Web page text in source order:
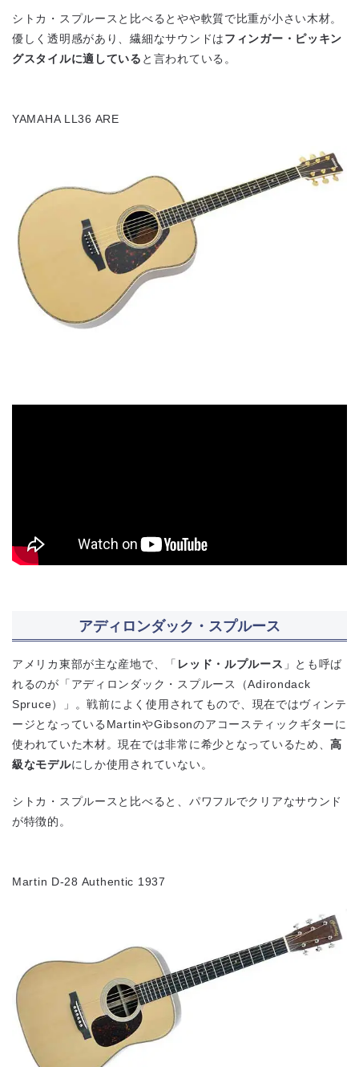
シトカ・スプルースと比べるとやや軟質で比重が小さい木材。
優しく透明感があり、繊細なサウンドはフィンガー・ピッキン
グスタイルに適している と言われている。
YAMAHA LL36 ARE
アディロンダック・スプルース
アメリカ東部が主な産地で、「 レッド・ルプルース 」とも呼ば
れるのが「アディロンダック・スプルース（Adirondack
Spruce）」。戦前によく使用されてもので、現在ではヴィンテ
ージとなっているMartinやGibsonのアコースティックギターに
使われていた木材。現在では非常に希少となっているため、高
級なモデルにしか使用されていない。
シトカ・スプルースと比べると、パワフルでクリアなサウンド
が特徴的。
Martin D-28 Authentic 1937